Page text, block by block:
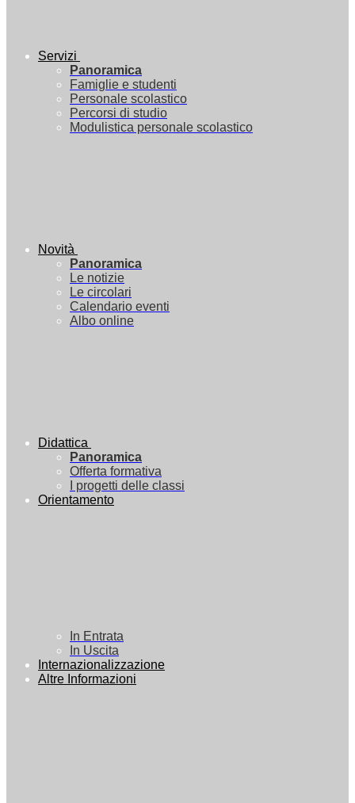
Servizi
Panoramica
Famiglie e studenti
Personale scolastico
Percorsi di studio
Modulistica personale scolastico
Novità
Panoramica
Le notizie
Le circolari
Calendario eventi
Albo online
Didattica
Panoramica
Offerta formativa
I progetti delle classi
Orientamento
In Entrata
In Uscita
Internazionalizzazione
Altre Informazioni